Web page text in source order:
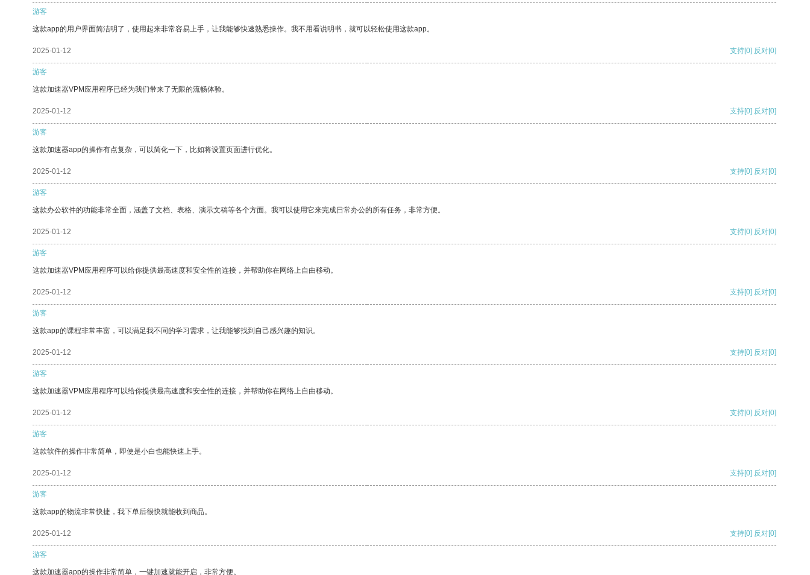
游客
这款app的用户界面简洁明了，使用起来非常容易上手，让我能够快速熟悉操作。我不用看说明书，就可以轻松使用这款app。
2025-01-12 支持[0] 反对[0]
游客
这款加速器VPM应用程序已经为我们带来了无限的流畅体验。
2025-01-12 支持[0] 反对[0]
游客
这款加速器app的操作有点复杂，可以简化一下，比如将设置页面进行优化。
2025-01-12 支持[0] 反对[0]
游客
这款办公软件的功能非常全面，涵盖了文档、表格、演示文稿等各个方面。我可以使用它来完成日常办公的所有任务，非常方便。
2025-01-12 支持[0] 反对[0]
游客
这款加速器VPM应用程序可以给你提供最高速度和安全性的连接，并帮助你在网络上自由移动。
2025-01-12 支持[0] 反对[0]
游客
这款app的课程非常丰富，可以满足我不同的学习需求，让我能够找到自己感兴趣的知识。
2025-01-12 支持[0] 反对[0]
游客
这款加速器VPM应用程序可以给你提供最高速度和安全性的连接，并帮助你在网络上自由移动。
2025-01-12 支持[0] 反对[0]
游客
这款软件的操作非常简单，即使是小白也能快速上手。
2025-01-12 支持[0] 反对[0]
游客
这款app的物流非常快捷，我下单后很快就能收到商品。
2025-01-12 支持[0] 反对[0]
游客
这款加速器app的操作非常简单，一键加速就能开启，非常方便。